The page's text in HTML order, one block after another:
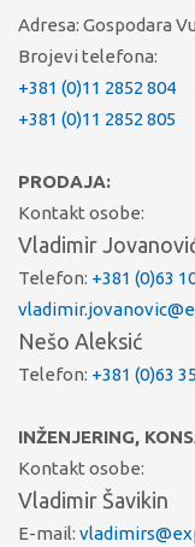
Adresa: Gospodara
Brojevi telefona:
+381 (0)11 2852 804
+381 (0)11 2852 805
PRODAJA:
Kontakt osobe:
Vladimir
Telefon: +381 (0)63
Nešo Aleksić
Telefon: +381 (0)63
INŽENJERING,
Kontakt osobe:
Vladimir Šavikin
E-mail: